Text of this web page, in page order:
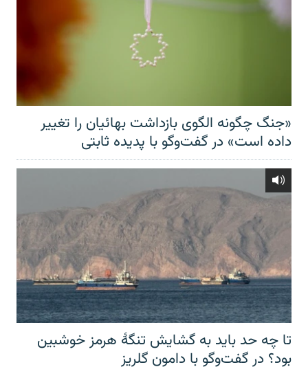
«جنگ چگونه الگوی بازداشت بهائیان را تغییر
داده است» در گفت‌وگو با پدیده ثابتی
تا چه حد باید به گشایش تنگهٔ هرمز خوشبین
بود؟ در گفت‌وگو با دامون گلریز